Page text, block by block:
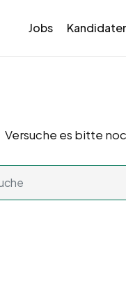
Jobs
Versuche es bitte